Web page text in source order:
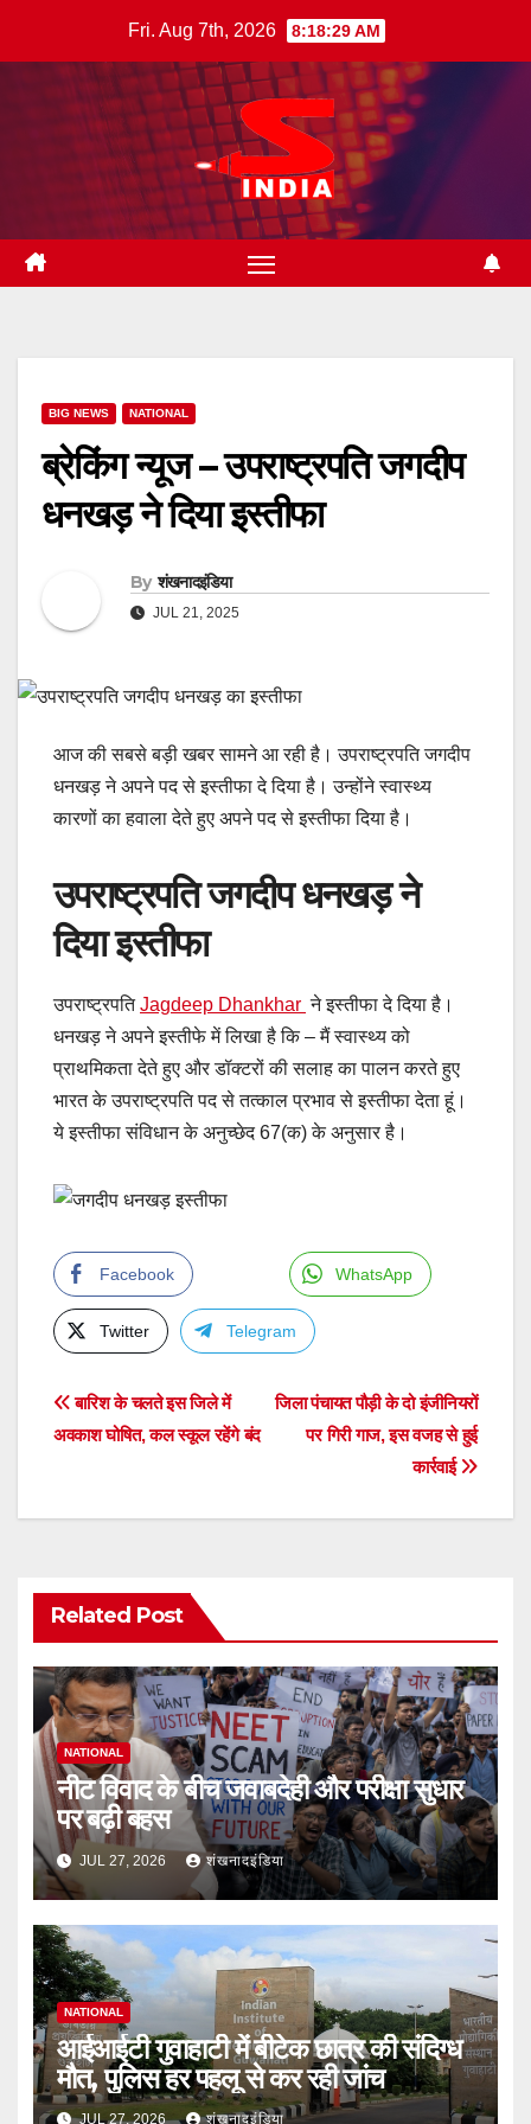
Fri. Aug 7th, 2026 8:18:30 AM
BIG NEWS NATIONAL
ब्रेकिंग न्यूज – उपराष्ट्रपति जगदीप
धनखड़ ने दिया इस्तीफा
By शंखनादइंडिया
JUL 21, 2025
आज की सबसे बड़ी खबर सामने आ रही है। उपराष्ट्रपति जगदीप
धनखड़ ने अपने पद से इस्तीफा दे दिया है। उन्होंने स्वास्थ्य
कारणों का हवाला देते हुए अपने पद से इस्तीफा दिया है।
उपराष्ट्रपति जगदीप धनखड़ ने
दिया इस्तीफा
उपराष्ट्रपतिJagdeep Dhankhar ने इस्तीफा दे दिया है।
धनखड़ ने अपने इस्तीफे में लिखा है कि – मैं स्वास्थ्य को
प्राथमिकता देते हुए और डॉक्टरों की सलाह का पालन करते हुए
भारत के उपराष्ट्रपति पद से तत्काल प्रभाव से इस्तीफा देता हूं।
ये इस्तीफा संविधान के अनुच्छेद 67(क) के अनुसार है।
Facebook WhatsApp
Twitter Telegram
Post
navigation
जिला पंचायत पौड़ी के दो इंजीनियरों
पर गिरी गाज, इस वजह से हुई
कार्रवाई
बारिश के चलते इस जिले में
अवकाश घोषित, कल स्कूल रहेंगे बंद
Related Post
NATIONAL
नीट विवाद के बीच जवाबदेही और परीक्षा सुधार
पर बढ़ी बहस
JUL 27, 2026 शंखनादइंडिया
NATIONAL
आईआईटी गुवाहाटी में बीटेक छात्र की संदिग्ध
मौत, पुलिस हर पहलू से कर रही जांच
JUL 27, 2026 शंखनादइंडिया